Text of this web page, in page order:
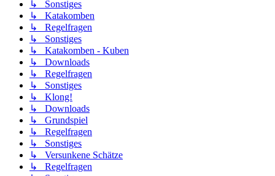
↳ Sonstiges
↳ Katakomben
↳ Regelfragen
↳ Sonstiges
↳ Katakomben - Kuben
↳ Downloads
↳ Regelfragen
↳ Sonstiges
↳ Klong!
↳ Downloads
↳ Grundspiel
↳ Regelfragen
↳ Sonstiges
↳ Versunkene Schätze
↳ Regelfragen